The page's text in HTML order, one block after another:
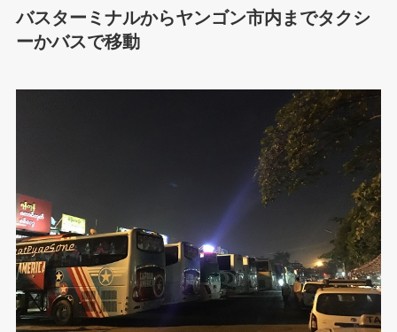
バスターミナルからヤンゴン市内までタクシ
ーかバスで移動